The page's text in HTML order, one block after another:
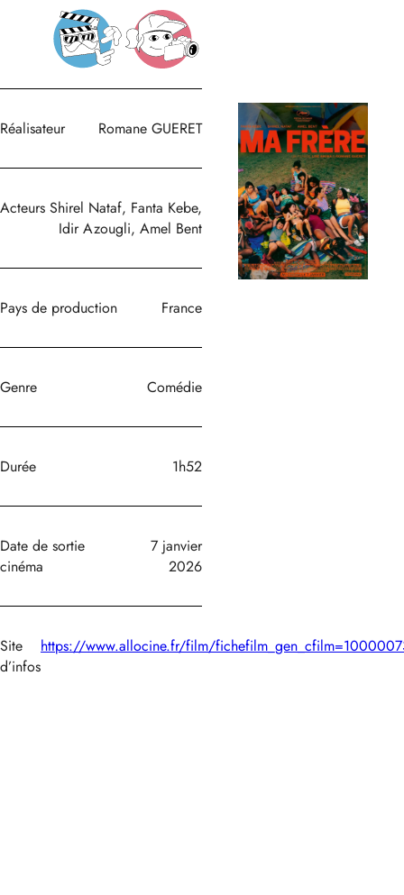
Réalisateur Romane GUERET
Acteurs Shirel Nataf, Fanta Kebe,
Idir Azougli, Amel Bent
Pays de production France
Genre Comédie
Durée 1h52
Date de sortie
cinéma
7 janvier
2026
Site
d’infos
https://www.allocine.fr/film/